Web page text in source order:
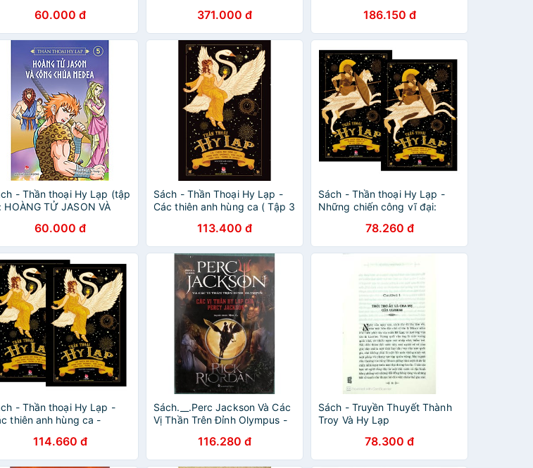
60.000 đ 371.000 đ 186.150 đ
- Thần thoại Hy Lạp (tập
HOÀNG TỬ JASON VÀ
60.000 đ
Sách - Thần Thoại Hy Lạp -
Các thiên anh hùng ca ( Tập 3
113.400 đ
Sách - Thần thoại Hy Lạp -
Những chiến công vĩ đại:
78.260 đ
- Thần thoại Hy Lạp -
thiên anh hùng ca -
thành Troy, trường ca
114.660 đ
Sách.__.Perc Jackson Và Các
Vị Thần Trên Đỉnh Olympus -
Percy Jackson116.280 đ
Sách - Truyền Thuyết Thành
Troy Và Hy Lạp
78.300 đ